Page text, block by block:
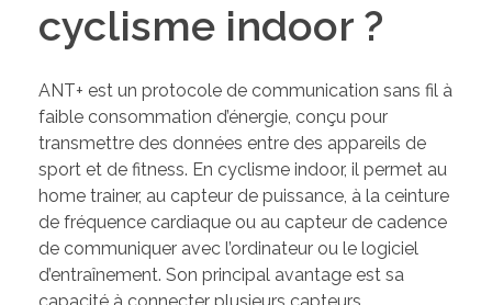
cyclisme indoor ?
ANT+ est un protocole de communication sans fil à
faible consommation d’énergie, conçu pour
transmettre des données entre des appareils de
sport et de fitness. En cyclisme indoor, il permet au
home trainer, au capteur de puissance, à la ceinture
de fréquence cardiaque ou au capteur de cadence
de communiquer avec l’ordinateur ou le logiciel
d’entraînement. Son principal avantage est sa